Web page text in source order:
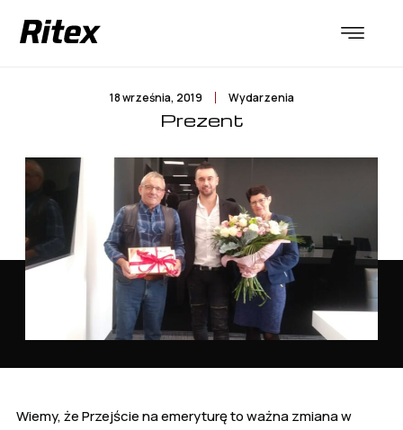
18 września, 2019 Wydarzenia
Prezent
Wiemy, że Przejście na emeryturę to ważna zmiana w